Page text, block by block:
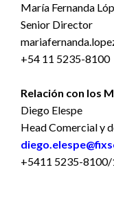
María Fernanda
Senior Director
+54 11 5235-8100
Relación con los
Diego Elespe
Head Comercial y
+5411 5235-